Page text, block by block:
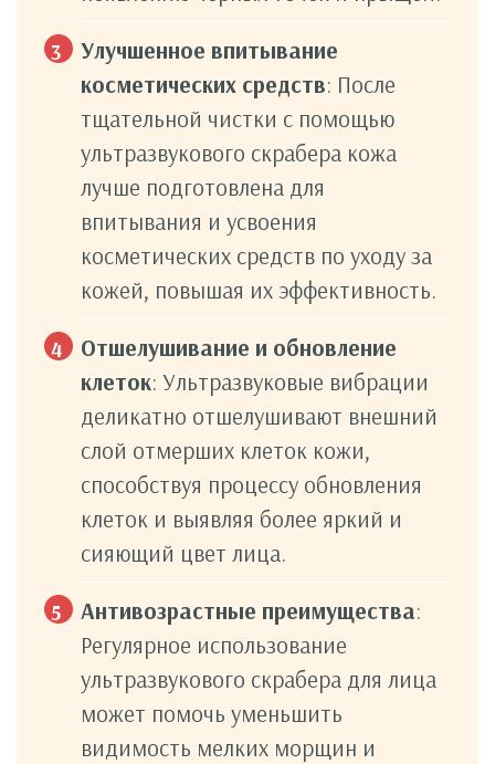
Улучшенное впитывание
косметических средств: После
тщательной чистки с помощью
ультразвукового скрабера кожа
лучше подготовлена для
впитывания и усвоения
косметических средств по уходу за
кожей, повышая их эффективность.
Отшелушивание и обновление
клеток: Ультразвуковые вибрации
деликатно отшелушивают внешний
слой отмерших клеток кожи,
способствуя процессу обновления
клеток и выявляя более яркий и
сияющий цвет лица.
Антивозрастные преимущества:
Регулярное использование
ультразвукового скрабера для лица
может помочь уменьшить
видимость мелких морщин и